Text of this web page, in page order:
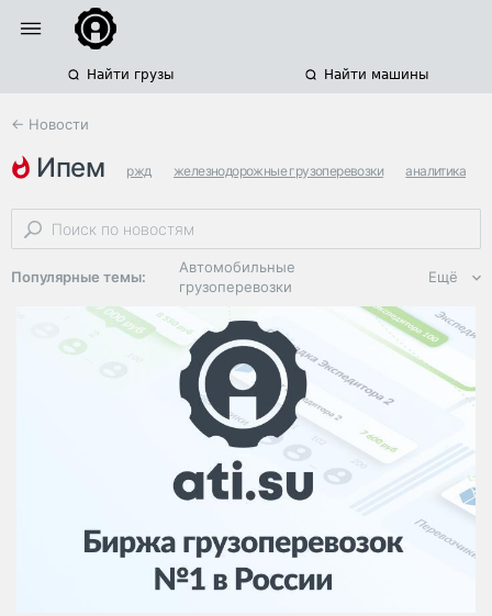
Найти грузы Найти машины
← Новости
ипем ржд железнодорожные грузоперевозки аналитика
Популярные темы:
Автомобильные
грузоперевозки
Региональная
логистика
ЭДО, ИТ в
логистике
Дороги,
инфраструктура
Логистика, грузы
Негабаритные и
опасные грузы
Безопасность и
Ещё